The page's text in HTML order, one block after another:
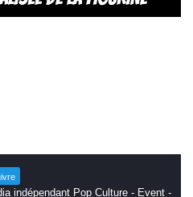
indépendant Pop Culture - Event -